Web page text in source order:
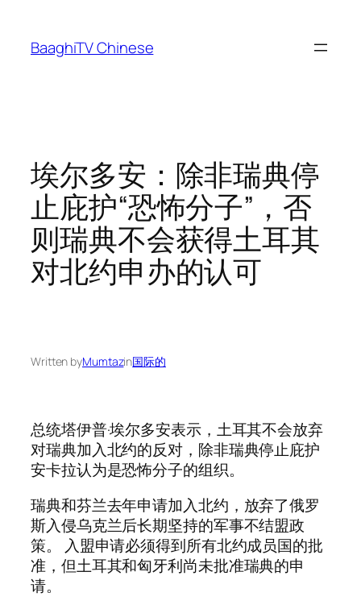
content
BaaghiTV Chinese
埃尔多安：除非瑞典停
止庇护“恐怖分子”，否
则瑞典不会获得土耳其
对北约申办的认可
Written byMumtazin国际的
总统塔伊普·埃尔多安表示，土耳其不会放弃
对瑞典加入北约的反对，除非瑞典停止庇护
安卡拉认为是恐怖分子的组织。
瑞典和芬兰去年申请加入北约，放弃了俄罗
斯入侵乌克兰后长期坚持的军事不结盟政
策。 入盟申请必须得到所有北约成员国的批
准，但土耳其和匈牙利尚未批准瑞典的申
请。